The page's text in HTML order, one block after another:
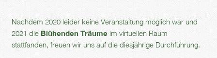
Nachdem 2020 leider keine Veranstaltung möglich war und
2021 die Blühenden Träume im virtuellen Raum
stattfanden, freuen wir uns auf die diesjährige Durchführung.